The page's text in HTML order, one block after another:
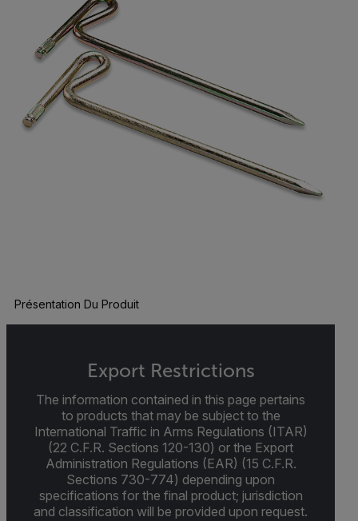
Présentation Du Produit
Export Restrictions
The information contained in this page pertains
to products that may be subject to the
International Traffic in Arms Regulations (ITAR)
(22 C.F.R. Sections 120-130) or the Export
Administration Regulations (EAR) (15 C.F.R.
Sections 730-774) depending upon
specifications for the final product; jurisdiction
and classification will be provided upon request.